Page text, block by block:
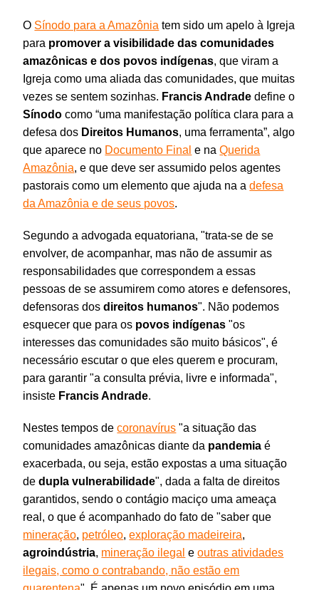
O Sínodo para a Amazônia tem sido um apelo à Igreja
para promover a visibilidade das comunidades
amazônicas e dos povos indígenas, que viram a
Igreja como uma aliada das comunidades, que muitas
vezes se sentem sozinhas. Francis Andrade define o
Sínodo como “uma manifestação política clara para a
defesa dos Direitos Humanos, uma ferramenta”, algo
que aparece no Documento Final e naQuerida
Amazônia, e que deve ser assumido pelos agentes
pastorais como um elemento que ajuda na adefesa
da Amazônia e de seus povos.
Segundo a advogada equatoriana, "trata-se de se
envolver, de acompanhar, mas não de assumir as
responsabilidades que correspondem a essas
pessoas de se assumirem como atores e defensores,
defensoras dosdireitos humanos". Não podemos
esquecer que para os povos indígenas "os
interesses das comunidades são muito básicos", é
necessário escutar o que eles querem e procuram,
para garantir "a consulta prévia, livre e informada",
insiste Francis Andrade.
Nestes tempos decoronavírus "a situação das
comunidades amazônicas diante da pandemia é
exacerbada, ou seja, estão expostas a uma situação
dedupla vulnerabilidade", dada a falta de direitos
garantidos, sendo o contágio maciço uma ameaça
real, o que é acompanhado do fato de "saber que
mineração, petróleo,exploração madeireira,
agroindústria, mineração ilegal eoutras atividades
ilegais, como o contrabando, não estão em